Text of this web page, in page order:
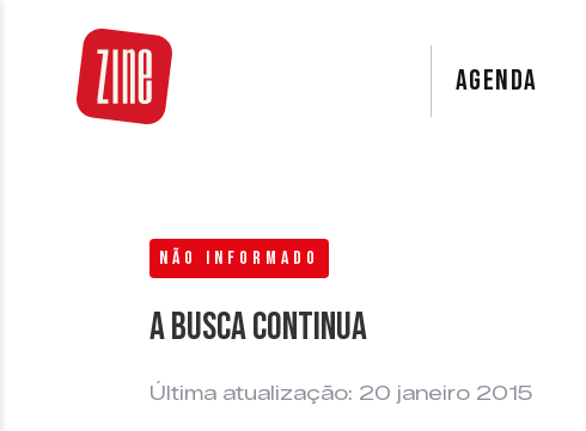
AGENDA
NÃO INFORMADO
A busca continua
Última atualização: 20 janeiro 2015